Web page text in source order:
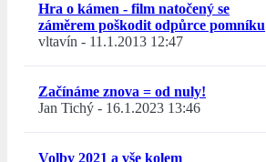
Hra o kámen - film natočený se
záměrem poškodit odpůrce pomníku
vltavín - 11.1.2013 12:47
Začínáme znova = od nuly!
Jan Tichý - 16.1.2023 13:46
Volby 2021 a vše kolem